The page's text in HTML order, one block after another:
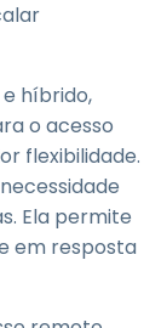
híbrido,
o acesso
flexibilidade.
Ela permite
em resposta